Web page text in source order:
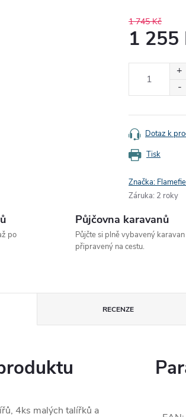
1 745 Kč
1 255
Tisk
Dotaz k
Značka:
Záruka: 2 roky
po
Půjčovna karavanů
Půjčte si plně vybavený karavan
připravený na cestu.
RECENZE
4ks malých talířků a